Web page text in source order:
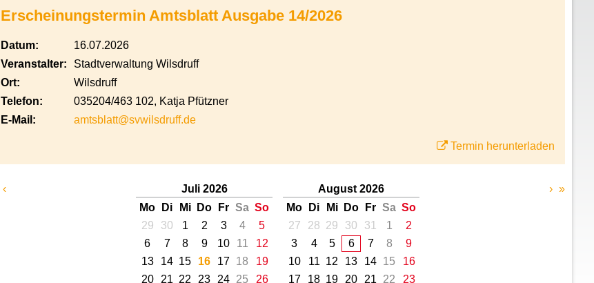
Erscheinungstermin Amtsblatt Ausgabe 14/2026
Datum:
16.07.2026
Veranstalter:
Stadtverwaltung Wilsdruff
Ort:
Wilsdruff
Telefon:
035204/463 102, Katja Pfützner
E-Mail:
amtsblatt@svwilsdruff.de
Termin herunterladen
‹
Juli 2026
Mo
Di Mi Do Fr Sa So
29
30 1 2 3 4
5
6
7 8 9 10 11
12
13
14 15 16 17 18
19
20
21 22 23 24 25
26
August 2026
Mo
Di Mi Do Fr Sa So
27
28 29 30 31 1
2
3
4 5 6 7 8
9
10
11 12 13 14 15
16
17
18 19 20 21 22
23
› »